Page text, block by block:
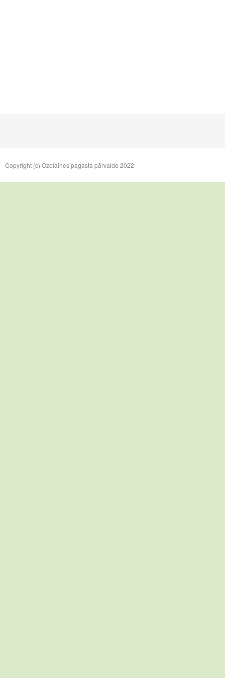
Copyright (c) Ozolaines pagasta pārvalde 2022